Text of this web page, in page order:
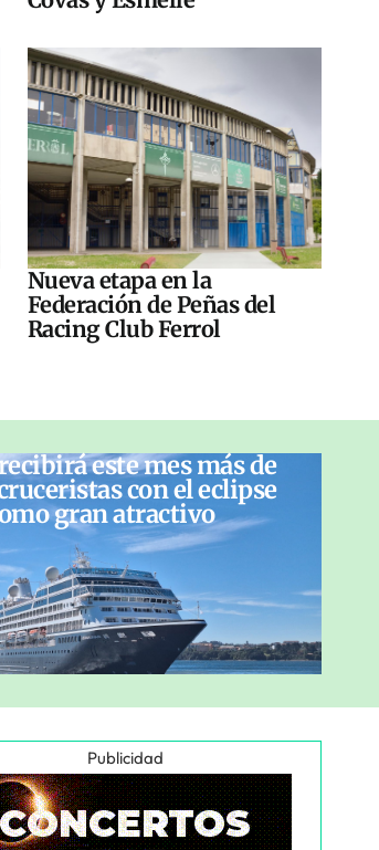
Nueva etapa en la
Federación de Peñas del
Racing Club Ferrol
este mes más de
con el eclipse
gran atractivo
Publicidad